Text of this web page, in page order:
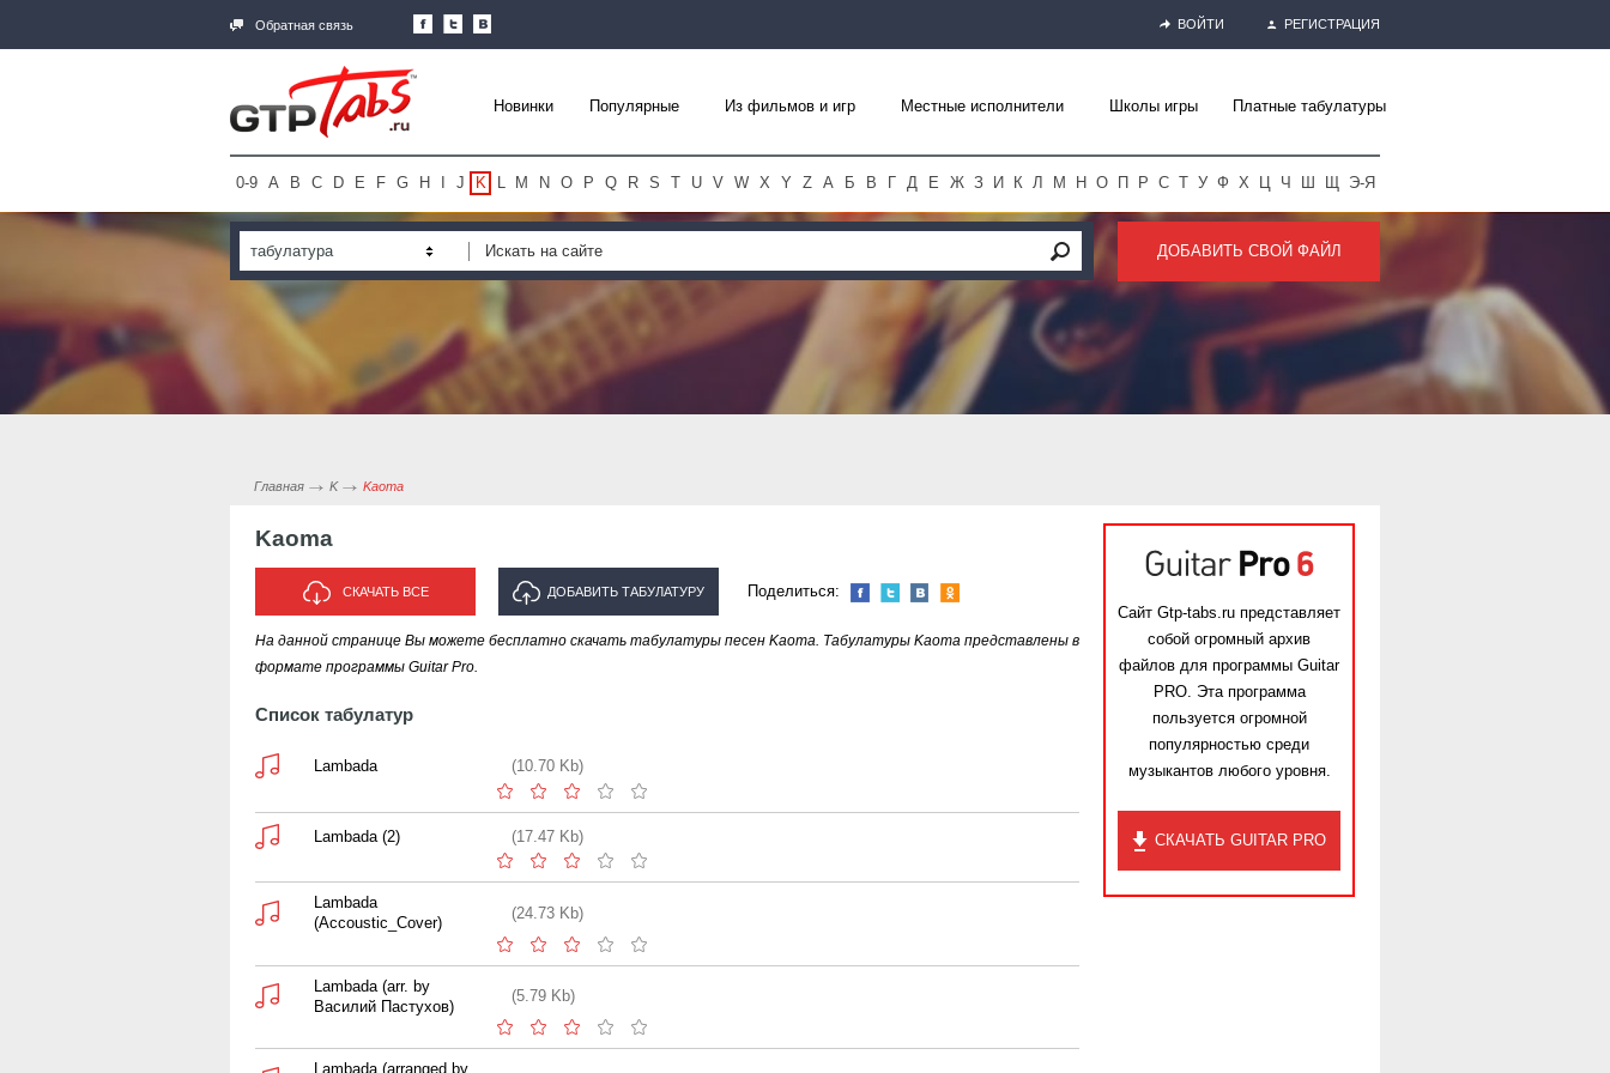
Обратная связь ВОЙТИ РЕГИСТРАЦИЯ
Новинки Популярные Из фильмов и игр Местные исполнители Школы игры Платные табулатуры
0-9 A B C D E F G H J K L M N O P Q R S T U V W X Y Z А Б В Г Д Е Ж З И К Л М Н О П Р С Т У Ф Х Ц Ч Ш Щ Э-Я
табулатура ДОБАВИТЬ СВОЙ ФАЙЛ
Главная K Kaoma
Kaoma
СКАЧАТЬ ВСЕ ДОБАВИТЬ ТАБУЛАТУРУ
ИСПОЛНИТЕЛЯ "KAOMA"
Поделиться:
На данной странице Вы можете бесплатно скачать табулатуры песен Kaoma. Табулатуры Kaoma представлены в
формате программы Guitar Pro.
Список табулатур
Lambada (10.70 Kb)
Lambada (2) (17.47 Kb)
Lambada
(Accoustic_Cover)
(24.73 Kb)
Lambada (arr. by
Василий Пастухов)
(5.79 Kb)
Lambada (arranged by
Сайт Gtp-tabs.ru представляет
собой огромный архив
файлов для программы Guitar
PRO. Эта программа
пользуется огромной
популярностью среди
музыкантов любого уровня.
СКАЧАТЬ GUITAR PRO